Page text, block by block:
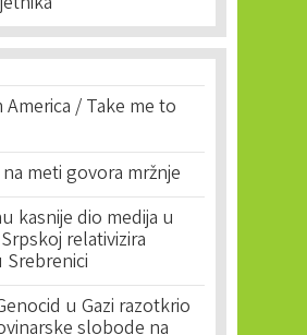
/ Take me to
meti govora mržnje
kasnije dio medija u
relativizira
u Gazi razotkrio